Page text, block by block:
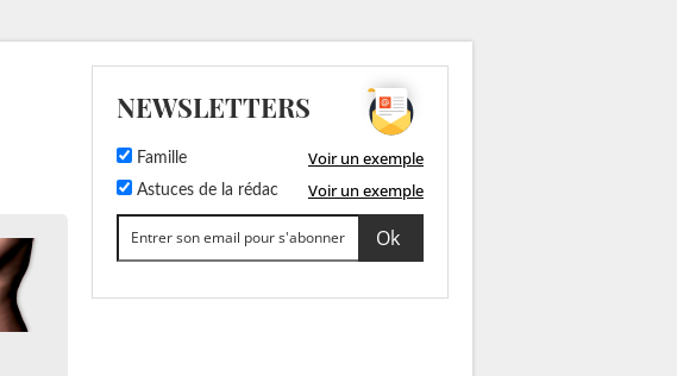
NEWSLETTERS
Famille Voir un exemple
Astuces de la rédac Voir un exemple